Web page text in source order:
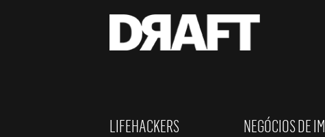
LIFEHACKERS NEGÓCIOS DE